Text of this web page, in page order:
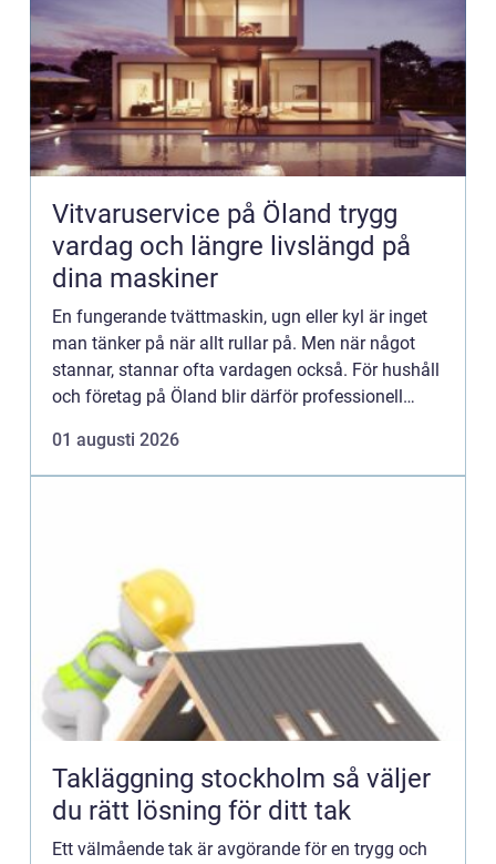
Vitvaruservice på Öland trygg
vardag och längre livslängd på
dina maskiner
En fungerande tvättmaskin, ugn eller kyl är inget
man tänker på när allt rullar på. Men när något
stannar, stannar ofta vardagen också. För hushåll
och företag på Öland blir därför professionell
smidig ...
01 augusti 2026
Takläggning stockholm så väljer
du rätt lösning för ditt tak
Ett välmående tak är avgörande för en trygg och